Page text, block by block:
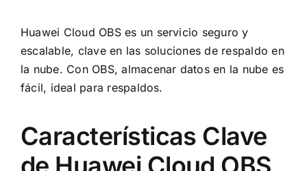
Huawei Cloud OBS es un servicio seguro y
escalable, clave en las soluciones de respaldo en
la nube. Con OBS, almacenar datos en la nube es
fácil, ideal para respaldos.
Características Clave